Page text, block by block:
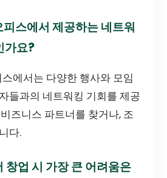
스에서 제공하는 네트워
가요?
에서는 다양한 행사와 모임
들과의 네트워킹 기회를 제공
즈니스 파트너를 찾거나, 조
다.
창업 시 가장 큰 어려움은